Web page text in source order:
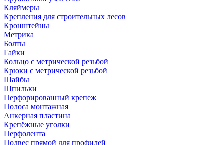
Кляймеры
Крепления для строительных лесов
Кронштейны
Метрика
Болты
Гайки
Кольцо с метрической резьбой
Крюки с метрической резьбой
Шайбы
Шпильки
Перфорированный крепеж
Полоса монтажная
Анкерная пластина
Крепёжные уголки
Перфолента
Подвес прямой для профилей